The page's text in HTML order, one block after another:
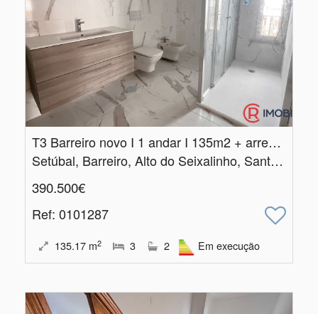
T3 Barreiro novo I 1 andar I 135m2 + arrecadação
Setúbal, Barreiro, Alto do Seixalinho, Santo André e Verderena
390.500€
Ref: 0101287
135.17 m2 3 2 Em execução